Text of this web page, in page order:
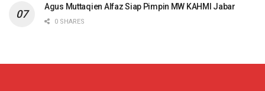
Agus Muttaqien Alfaz Siap Pimpin MW KAHMI Jabar
0 SHARES